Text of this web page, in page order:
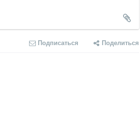
Подписаться Поделиться